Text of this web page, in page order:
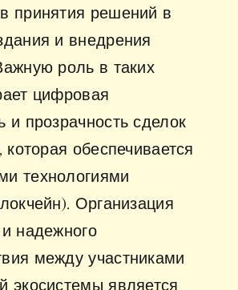
принятия решений в
и внедрения
роль в таких
цифровая
и прозрачность сделок
которая обеспечивается
технологиями
Организация
надежного
между участниками
экосистемы является